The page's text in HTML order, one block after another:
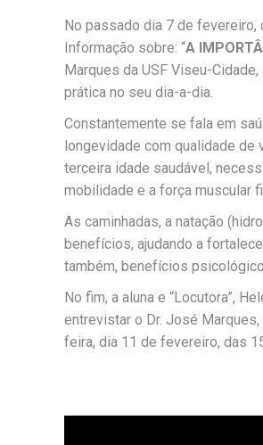
No passado dia 7 de fevereiro,
Informação sobre: “A
Marques da USF Viseu-
prática no seu dia-a-dia.
Constantemente se fala em
longevidade com qualidade de
terceira idade saudável,
mobilidade e a força muscular
As caminhadas, a natação
benefícios, ajudando a
também, benefícios
No fim, a aluna e “Locutora”,
entrevistar o Dr. José Marques,
feira, dia 11 de fevereiro, das